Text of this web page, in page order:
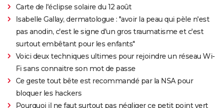
Carte de l'éclipse solaire du 12 août
Isabelle Gallay, dermatologue : "avoir la peau qui pèle n'est
pas anodin, c'est le signe d'un gros traumatisme et c'est
surtout embêtant pour les enfants"
Voici deux techniques ultimes pour rejoindre un réseau Wi-
Fi sans connaitre son mot de passe
Ce geste tout bête est recommandé par la NSA pour
bloquer les hackers
Pourquoi il ne faut surtout pas négliger ce petit point vert